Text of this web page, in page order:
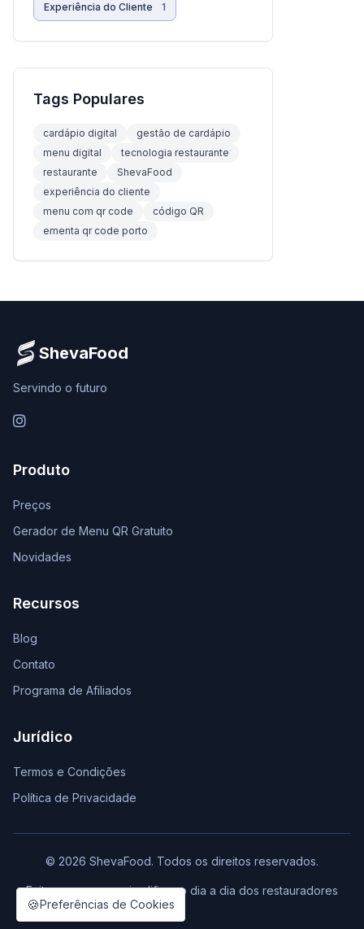
Experiência do Cliente 1
Tags Populares
cardápio digital
gestão de cardápio
menu digital
tecnologia restaurante
restaurante
ShevaFood
experiência do cliente
menu com qr code
código QR
ementa qr code porto
ShevaFood
Servindo o futuro
Instagram
Produto
Preços
Gerador de Menu QR Gratuito
Novidades
Recursos
Blog
Contato
Programa de Afiliados
Jurídico
Termos e Condições
Política de Privacidade
© 2026 ShevaFood. Todos os direitos reservados.
Feito com ❤️ para simplificar o dia a dia dos restauradores
🍪Preferências de Cookies